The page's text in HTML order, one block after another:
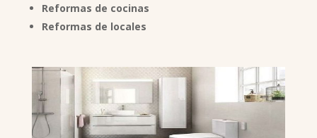
Reformas de cocinas
Reformas de locales